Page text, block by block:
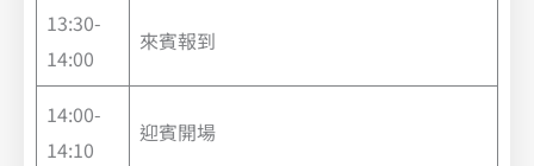
13:30-
14:00
來賓報到
14:00-
14:10
迎賓開場